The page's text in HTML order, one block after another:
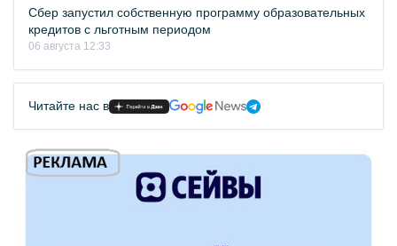
Сбер запустил собственную программу образовательных
кредитов с льготным периодом
06 августа 12:33
Читайте нас в